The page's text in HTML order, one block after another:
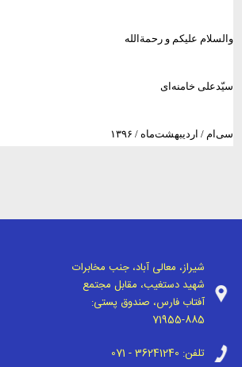
والسلام علیکم و رحمة‌الله
سیّدعلی خامنه‌ای
سی‌ام / اردیبهشت‌ماه / ۱۳۹۶
شیراز، معالی آباد، جنب مخابرات
شهید دستغیب، مقابل مجتمع
آفتاب فارس، صندوق پستی:
71955-885
تلفن: 071 - 36241240